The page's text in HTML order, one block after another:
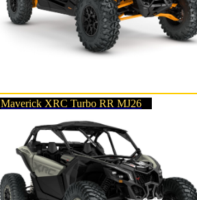
Maverick XRC Turbo RR MJ26